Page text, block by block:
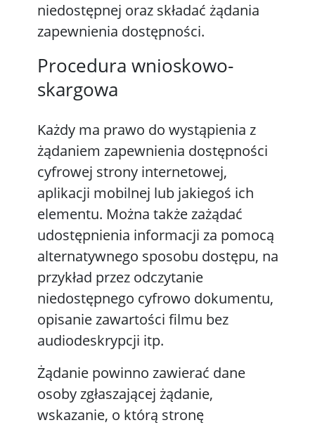
niedostępnej oraz składać żądania
zapewnienia dostępności.
Procedura wnioskowo-
skargowa
Każdy ma prawo do wystąpienia z
żądaniem zapewnienia dostępności
cyfrowej strony internetowej,
aplikacji mobilnej lub jakiegoś ich
elementu. Można także zażądać
udostępnienia informacji za pomocą
alternatywnego sposobu dostępu, na
przykład przez odczytanie
niedostępnego cyfrowo dokumentu,
opisanie zawartości filmu bez
audiodeskrypcji itp.
Żądanie powinno zawierać dane
osoby zgłaszającej żądanie,
wskazanie, o którą stronę